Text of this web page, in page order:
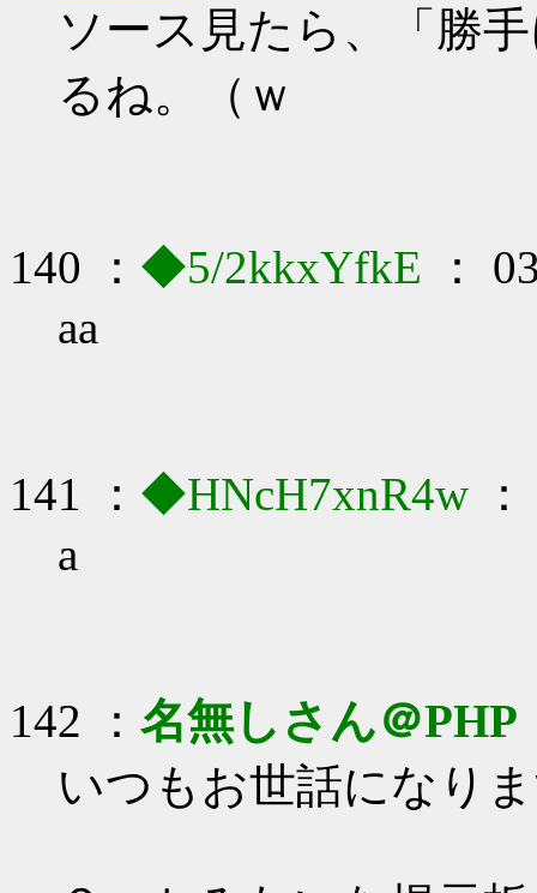
ソース見たら、「勝
るね。（ｗ
140 ： ◆5/2kkxYfkE ：
aa
141 ： ◆HNcH7xnR4w
a
142 ： 名無しさん＠PHP
いつもお世話になり